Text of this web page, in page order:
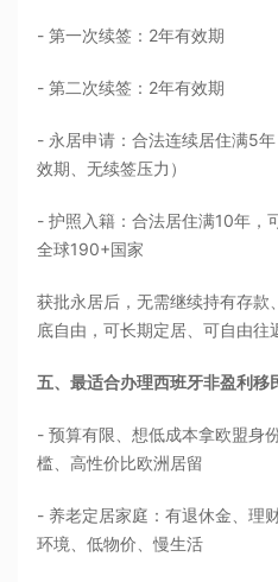
- 第一次续签：2年有效期
- 第二次续签：2年有效期
- 永居申请：合法连续居住满5
效期、无续签压力）
- 护照入籍：合法居住满10年，
全球190+国家
获批永居后，无需继续持有存款
底自由，可长期定居、可自由往
五、最适合办理西班牙非盈利移
- 预算有限、想低成本拿欧盟身
槛、高性价比欧洲居留
- 养老定居家庭：有退休金、理
环境、低物价、慢生活